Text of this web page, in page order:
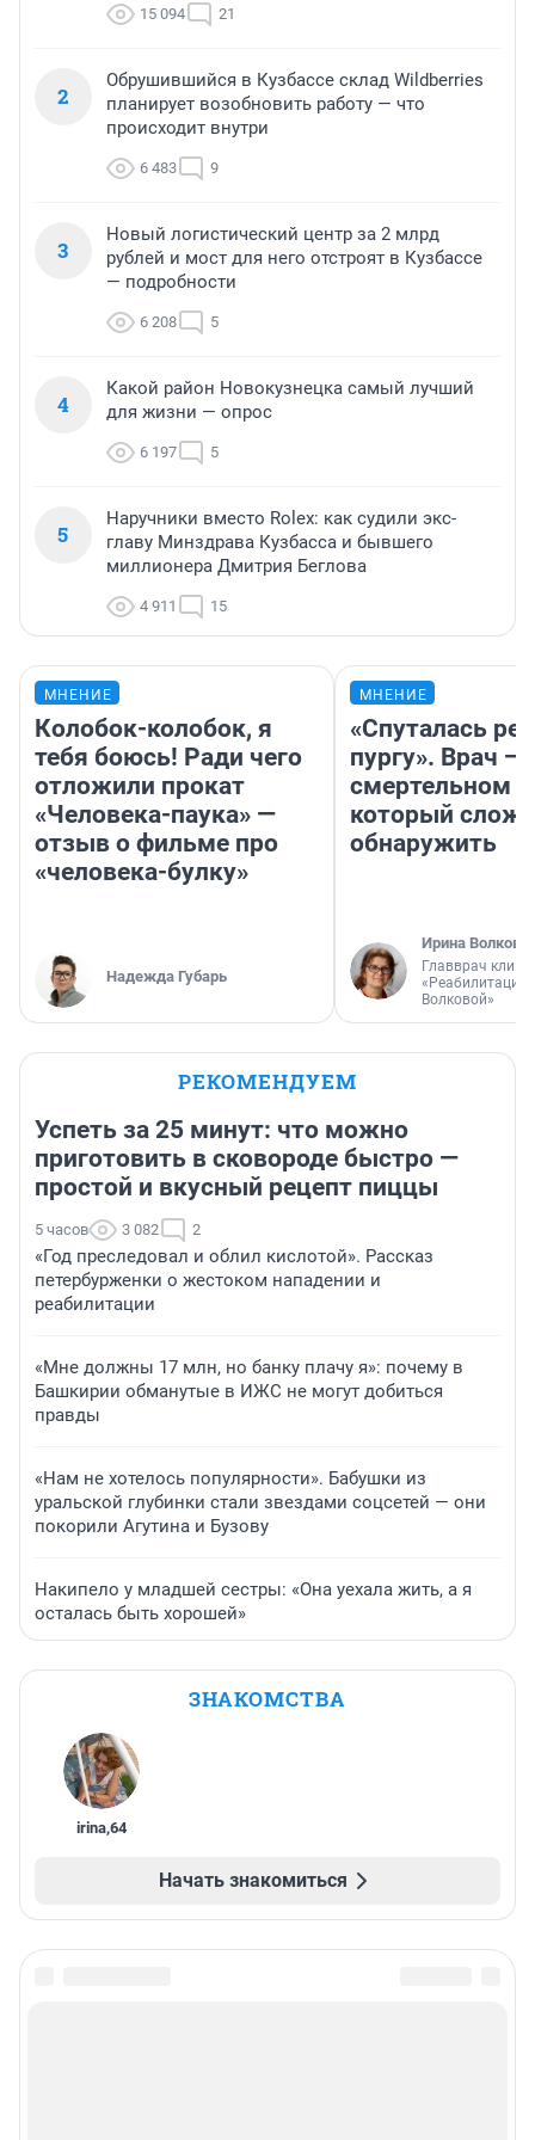
15 094 21
2
Обрушившийся в Кузбассе склад Wildberries
планирует возобновить работу — что
происходит внутри
6 483 9
3
Новый логистический центр за 2 млрд
рублей и мост для него отстроят в Кузбассе
— подробности
6 208 5
4
Какой район Новокузнецка самый лучший
для жизни — опрос
6 197 5
5
Наручники вместо Rolex: как судили экс-
главу Минздрава Кузбасса и бывшего
миллионера Дмитрия Беглова
4 911 15
МНЕНИЕ
Колобок-колобок, я
тебя боюсь! Ради чего
отложили прокат
«Человека-паука» —
отзыв о фильме про
«человека-булку»
Надежда Губарь
МНЕНИЕ
«Спуталась
пургу». Врач —
смертельном
который
обнаружить
Ирина Волкова
Главврач
«Реабилитация
Волковой»
РЕКОМЕНДУЕМ
Успеть за 25 минут: что можно
приготовить в сковороде быстро —
простой и вкусный рецепт пиццы
5 часов 3 082 2
«Год преследовал и облил кислотой». Рассказ
петербурженки о жестоком нападении и
реабилитации
«Мне должны 17 млн, но банку плачу я»: почему в
Башкирии обманутые в ИЖС не могут добиться
правды
«Нам не хотелось популярности». Бабушки из
уральской глубинки стали звездами соцсетей — они
покорили Агутина и Бузову
Накипело у младшей сестры: «Она уехала жить, а я
осталась быть хорошей»
ЗНАКОМСТВА
irina,64
Начать знакомиться